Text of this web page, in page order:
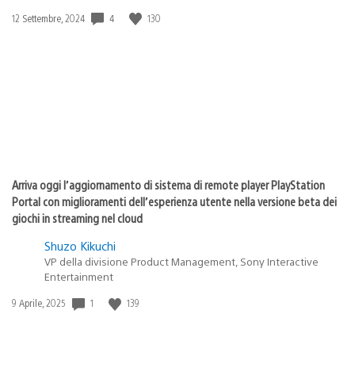
Data
12 Settembre, 2024 4 130
Arriva oggi l’aggiornamento di sistema di remote player PlayStation
Portal con miglioramenti dell’esperienza utente nella versione beta dei
giochi in streaming nel cloud
Shuzo Kikuchi
VP della divisione Product Management, Sony Interactive
Entertainment
Data
9 Aprile, 2025 1 139